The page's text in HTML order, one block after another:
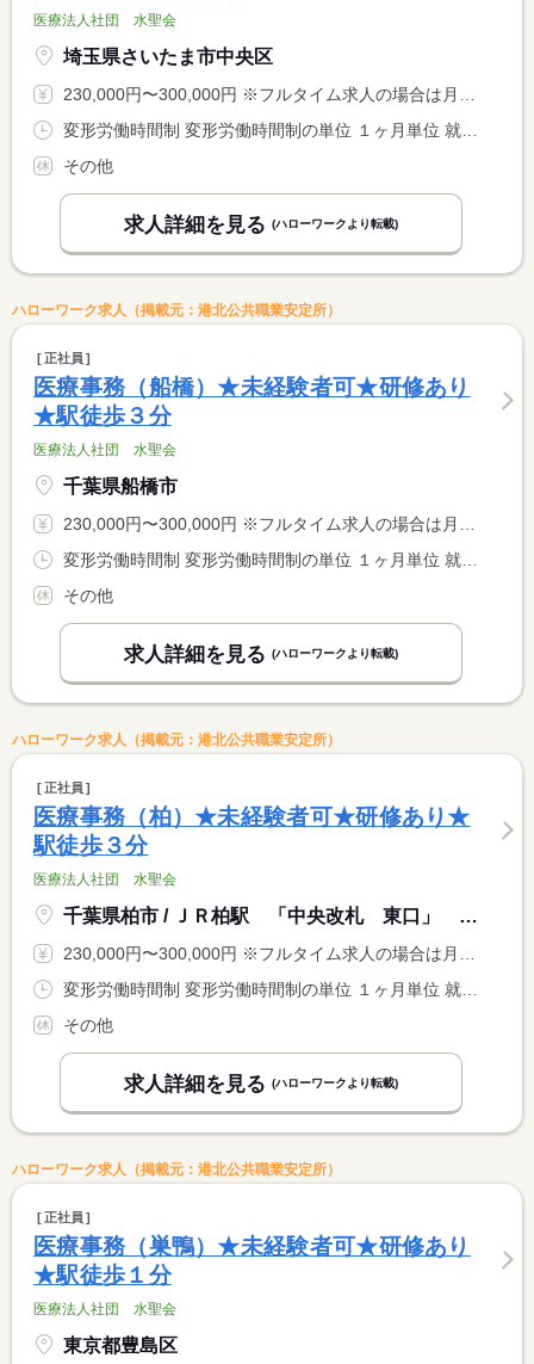
医療法人社団 水聖会
埼玉県さいたま市中央区
230,000円〜300,000円 ※フルタイム求人の場合は月額（換算額）、パート求人の場合は時間額を表示しています。
その他
求人詳細を見る (ハローワークより転載)
ハローワーク求人（掲載元：港北公共職業安定所）
正社員
医療事務（船橋）★未経験者可★研修あり
★駅徒歩３分
医療法人社団 水聖会
千葉県船橋市
230,000円〜300,000円 ※フルタイム求人の場合は月額（換算額）、パート求人の場合は時間額を表示しています。
その他
求人詳細を見る (ハローワークより転載)
ハローワーク求人（掲載元：港北公共職業安定所）
正社員
医療事務（柏）★未経験者可★研修あり★
駅徒歩３分
医療法人社団 水聖会
千葉県柏市 / ＪＲ柏駅 「中央改札 東口」 徒歩３分
230,000円〜300,000円 ※フルタイム求人の場合は月額（換算額）、パート求人の場合は時間額を表示しています。
その他
求人詳細を見る (ハローワークより転載)
ハローワーク求人（掲載元：港北公共職業安定所）
正社員
医療事務（巣鴨）★未経験者可★研修あり
★駅徒歩１分
医療法人社団 水聖会
東京都豊島区